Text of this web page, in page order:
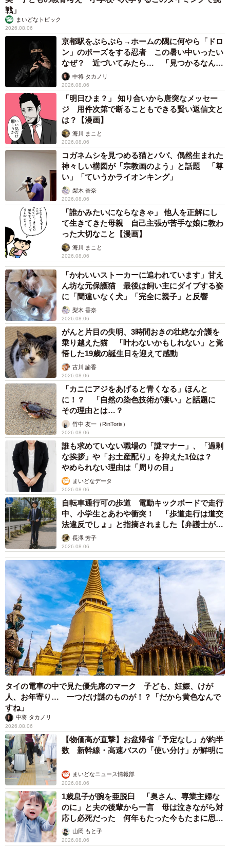
戦」
まいどなトピック
2026.08.06
京都駅をぶらぶら→ホームの隅に何やら「ドロ
ン」のポーズをする忍者 この暑い中いったい
なぜ？ 近づいてみたら… 「見つかるなんて
未熟」中将 タカノリ
2026.08.06
「明日ひま？」 知り合いから唐突なメッセー
ジ 用件次第で断ることもできる賢い返信文と
は？【漫画】
海川 まこと
2026.08.06
コガネムシを見つめる猫とパパ、偶然生まれた
神々しい構図が「宗教画のよう」と話題 「尊
い」「ていうかライオンキング」
梨木 香奈
2026.08.06
「誰かみたいにならなきゃ」 他人を正解にし
て生きてきた母親 自己主張が苦手な娘に教わ
った大切なこと【漫画】
海川 まこと
2026.08.06
「かわいいストーカーに追われています」甘え
ん坊な元保護猫 最後は飼い主にダイブする姿
に「間違いなく犬」「完全に親子」と反響
梨木 香奈
2026.08.06
がんと片目の失明、3時間おきの壮絶な介護を
乗り越えた猫 「叶わないかもしれない」と覚
悟した19歳の誕生日を迎えて感動
古川 諭香
2026.08.06
「カニにアジをあげると青くなる」ほんと
に！？ 「自然の染色技術が凄い」と話題に
その理由とは…？
竹中 友一（RinToris）
2026.08.06
誰も求めていない職場の「謎マナー」、「過剰
な挨拶」や「お土産配り」を抑えた1位は？
やめられない理由は「周りの目」
まいどなデータ
2026.08.06
自転車通行可の歩道 電動キックボードで走行
中、小学生とあわや衝突！ 「歩道走行は道交
法違反でしょ」と指摘されました【弁護士が解
説】長澤 芳子
2026.08.06
タイの電車の中で見た優先席のマーク 子ども、妊娠、けが
人、お年寄り… 一つだけ謎のものが！？「だから黄色なんで
すね」
中将 タカノリ
2026.08.06
【物価高が直撃】お盆帰省「予定なし」が約半
数 新幹線・高速バスの「使い分け」が鮮明に
まいどなニュース情報部
2026.08.06
1歳息子が腕を亜脱臼 「奥さん、専業主婦な
のに」と夫の後輩から一言 母は泣きながら対
応し必死だった 何年もたった今もたまに思い
出し…山岡 もと子
2026.08.06